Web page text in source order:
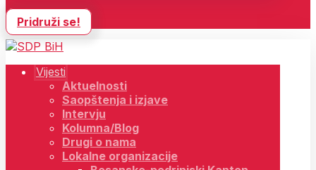
Pridruži se!
Vijesti
Aktuelnosti
Saopštenja i izjave
Intervju
Kolumna/Blog
Drugi o nama
Lokalne organizacije